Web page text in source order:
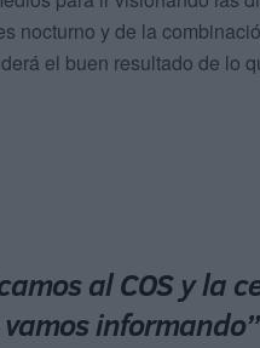
nocturno y de la
el buen resultado de lo
al COS y la
informando”